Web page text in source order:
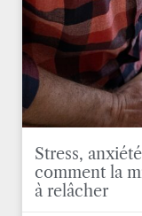
Stress,
comment la
à relâcher